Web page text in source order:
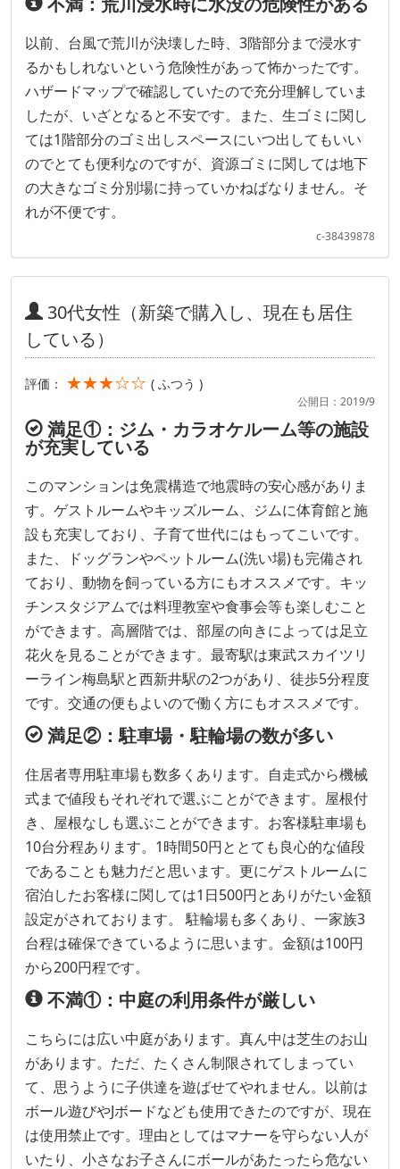
以前、台風で荒川が決壊した時、3階部分まで浸水す
るかもしれないという危険性があって怖かったです。
ハザードマップで確認していたので充分理解していま
したが、いざとなると不安です。また、生ゴミに関し
ては1階部分のゴミ出しスペースにいつ出してもいい
のでとても便利なのですが、資源ゴミに関しては地下
の大きなゴミ分別場に持っていかねばなりません。そ
れが不便です。
c-38439878
30代女性（新築で購入し、現在も居住
している）
評価： ★★★☆☆ ( ふつう )
公開日：2019/9
満足①：ジム・カラオケルーム等の施設
が充実している
このマンションは免震構造で地震時の安心感がありま
す。ゲストルームやキッズルーム、ジムに体育館と施
設も充実しており、子育て世代にはもってこいです。
また、ドッグランやペットルーム(洗い場)も完備され
ており、動物を飼っている方にもオススメです。キッ
チンスタジアムでは料理教室や食事会等も楽しむこと
ができます。高層階では、部屋の向きによっては足立
花火を見ることができます。最寄駅は東武スカイツリ
ーライン梅島駅と西新井駅の2つがあり、徒歩5分程度
です。交通の便もよいので働く方にもオススメです。
満足②：駐車場・駐輪場の数が多い
住居者専用駐車場も数多くあります。自走式から機械
式まで値段もそれぞれで選ぶことができます。屋根付
き、屋根なしも選ぶことができます。お客様駐車場も
10台分程あります。1時間50円ととても良心的な値段
であることも魅力だと思います。更にゲストルームに
宿泊したお客様に関しては1日500円とありがたい金額
設定がされております。 駐輪場も多くあり、一家族3
台程は確保できているように思います。金額は100円
から200円程です。
不満①：中庭の利用条件が厳しい
こちらには広い中庭があります。真ん中は芝生のお山
があります。ただ、たくさん制限されてしまってい
て、思うように子供達を遊ばせてやれません。以前は
ボール遊びやJボードなども使用できたのですが、現在
は使用禁止です。理由としてはマナーを守らない人が
いたり、小さなお子さんにボールがあたったら危ない